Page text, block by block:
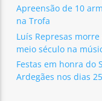
Apreensão de 10
na Trofa
Luís Represas
meio século na
Festas em honra do
Ardegães nos dias